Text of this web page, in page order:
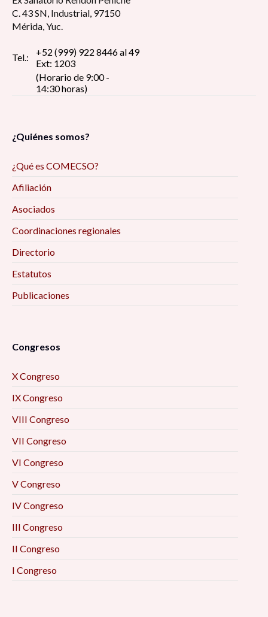
C. 43 SN, Industrial, 97150
Mérida, Yuc.
Tel.:
+52 (999) 922 8446 al 49
Ext: 1203
(Horario de 9:00 -
14:30 horas)
¿Quiénes somos?
¿Qué es COMECSO?
Afiliación
Asociados
Coordinaciones regionales
Directorio
Estatutos
Publicaciones
Congresos
X Congreso
IX Congreso
VIII Congreso
VII Congreso
VI Congreso
V Congreso
IV Congreso
III Congreso
II Congreso
I Congreso